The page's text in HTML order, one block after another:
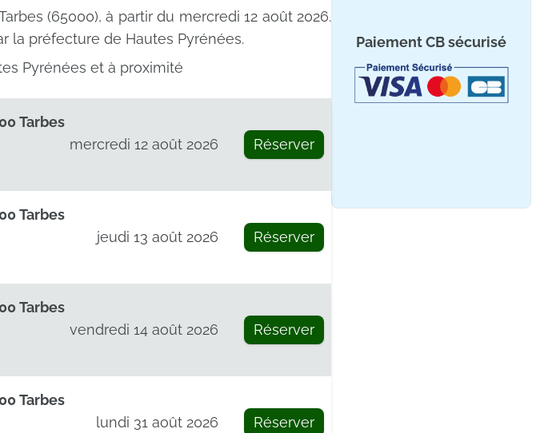
(65000), à partir du mercredi 12 août 2026.
la préfecture de Hautes Pyrénées.
Pyrénées et à proximité
Tarbes
mercredi 12 août 2026 Réserver
Tarbes
jeudi 13 août 2026 Réserver
Tarbes
vendredi 14 août 2026 Réserver
Tarbes
lundi 31 août 2026 Réserver
Paiement CB sécurisé